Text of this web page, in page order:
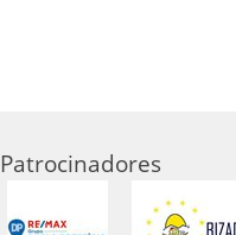
Patrocinadores